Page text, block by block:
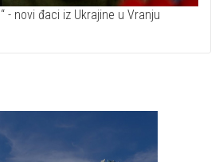
- novi đaci iz Ukrajine u Vranju